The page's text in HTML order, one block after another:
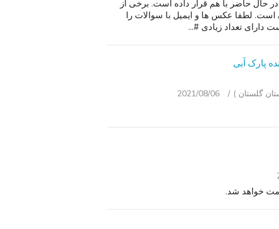
حال حاضر با هم قرار داده است. برخی از
لطفا عکس ها و ایمیل با سوالات را
دارای تعداد زیادی #...
2021/08/06
خواهد شد.